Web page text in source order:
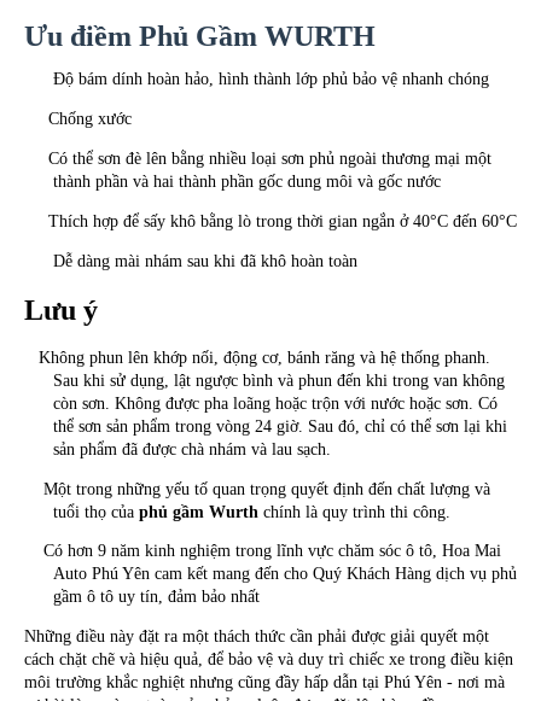
Ưu điềm Phủ Gầm WURTH
Độ bám dính hoàn hảo, hình thành lớp phủ bảo vệ nhanh chóng
Chống xước
Có thể sơn đè lên bằng nhiều loại sơn phủ ngoài thương mại một
thành phần và hai thành phần gốc dung môi và gốc nước
Thích hợp để sấy khô bằng lò trong thời gian ngắn ở 40°C đến 60°C
Dễ dàng mài nhám sau khi đã khô hoàn toàn
Lưu ý
Không phun lên khớp nối, động cơ, bánh răng và hệ thống phanh.
Sau khi sử dụng, lật ngược bình và phun đến khi trong van không
còn sơn. Không được pha loãng hoặc trộn với nước hoặc sơn. Có
thể sơn sản phẩm trong vòng 24 giờ. Sau đó, chỉ có thể sơn lại khi
sản phẩm đã được chà nhám và lau sạch.
Một trong những yếu tố quan trọng quyết định đến chất lượng và
tuổi thọ của phủ gầm Wurth chính là quy trình thi công.
Có hơn 9 năm kinh nghiệm trong lĩnh vực chăm sóc ô tô, Hoa Mai
Auto Phú Yên cam kết mang đến cho Quý Khách Hàng dịch vụ phủ
gầm ô tô uy tín, đảm bảo nhất
Những điều này đặt ra một thách thức cần phải được giải quyết một
cách chặt chẽ và hiệu quả, để bảo vệ và duy trì chiếc xe trong điều kiện
môi trường khắc nghiệt nhưng cũng đầy hấp dẫn tại Phú Yên - nơi mà